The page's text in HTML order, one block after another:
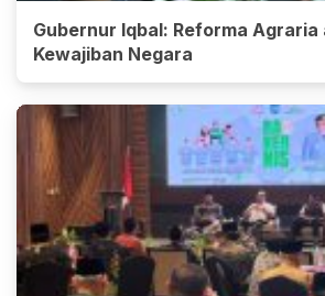
Gubernur Iqbal: Reforma Agraria
Kewajiban Negara